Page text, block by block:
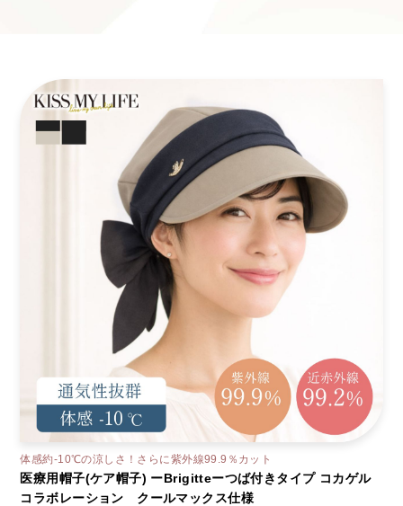
体感約-10℃の涼しさ！さらに紫外線99.9％カット
医療用帽子(ケア帽子) ーBrigitteーつば付きタイプ コカゲル
コラボレーション クールマックス仕様